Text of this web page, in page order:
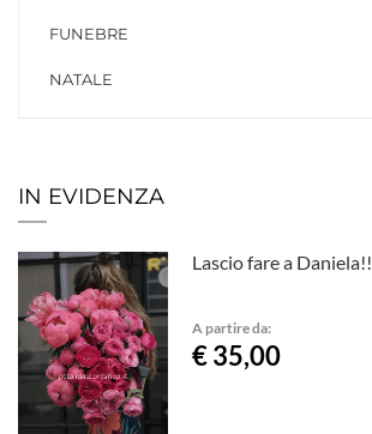
FUNEBRE
NATALE
IN EVIDENZA
Lascio fare a Daniela!!
A partire da:
€ 35,00